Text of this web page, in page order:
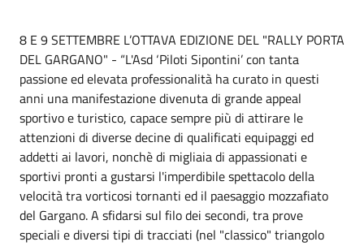
8 E 9 SETTEMBRE L’OTTAVA EDIZIONE DEL "RALLY PORTA
DEL GARGANO" - “L'Asd ‘Piloti Sipontini’ con tanta
passione ed elevata professionalità ha curato in questi
anni una manifestazione divenuta di grande appeal
sportivo e turistico, capace sempre più di attirare le
attenzioni di diverse decine di qualificati equipaggi ed
addetti ai lavori, nonchè di migliaia di appassionati e
sportivi pronti a gustarsi l'imperdibile spettacolo della
velocità tra vorticosi tornanti ed il paesaggio mozzafiato
del Gargano. A sfidarsi sul filo dei secondi, tra prove
speciali e diversi tipi di tracciati (nel "classico" triangolo